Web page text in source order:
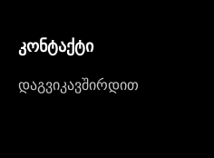
კონტაქტი
დაგვიკავშირდით